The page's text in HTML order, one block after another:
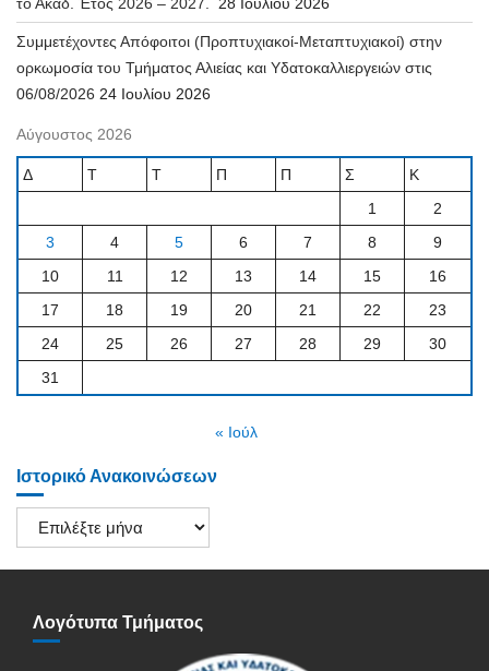
Συμμετέχοντες Απόφοιτοι (Προπτυχιακοί-Μεταπτυχιακοί) στην
ορκωμοσία του Τμήματος Αλιείας και Υδατοκαλλιεργειών στις
06/08/2026 24 Ιουλίου 2026
Αύγουστος 2026
Δ Τ Τ Π Π Σ
Κ
1
2
3
4 5 6 7 8
9
10
11 12 13 14 15
16
17
18 19 20 21 22
23
24
25 26 27 28 29
30
31
« Ιούλ
Ιστορικό Ανακοινώσεων
Ιστορικό
Ανακοινώσεων
Λογότυπα Τμήματος